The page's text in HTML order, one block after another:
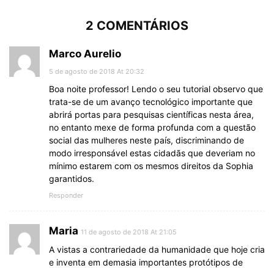
2 COMENTÁRIOS
Marco Aurelio
5 de agosto de 2018 At 20:32
Boa noite professor! Lendo o seu tutorial observo que
trata-se de um avanço tecnológico importante que
abrirá portas para pesquisas científicas nesta área,
no entanto mexe de forma profunda com a questão
social das mulheres neste país, discriminando de
modo irresponsável estas cidadãs que deveriam no
mínimo estarem com os mesmos direitos da Sophia
garantidos.
Responder
Maria 11 de agosto de 2018 At 21:05
A vistas a contrariedade da humanidade que hoje cria
e inventa em demasia importantes protótipos de